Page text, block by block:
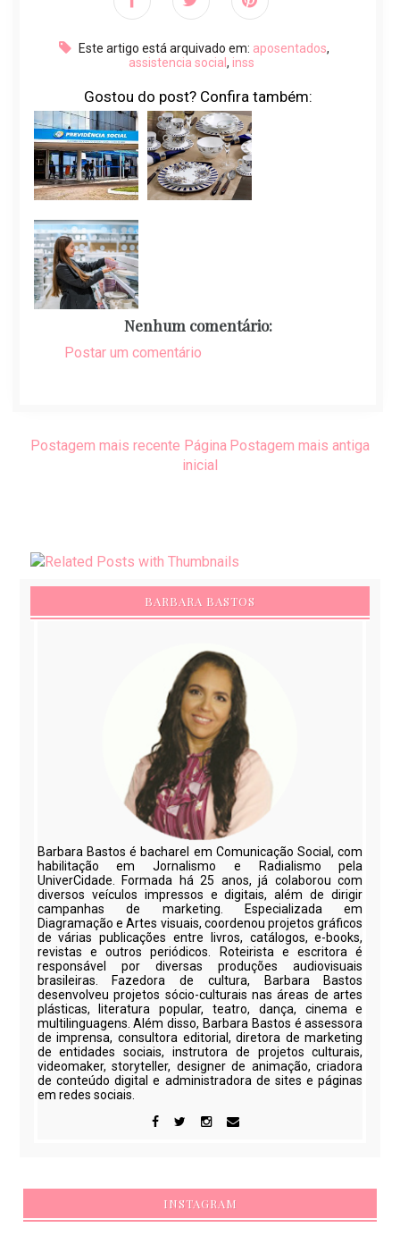
Este artigo está arquivado em: aposentados,
assistencia social , inss
Gostou do post? Confira também:
Nenhum comentário:
Postar um comentário
Postagem mais recente Postagem mais antiga
Página
inicial
BARBARA BASTOS
Barbara Bastos é bacharel em Comunicação Social, com
habilitação em Jornalismo e Radialismo pela
UniverCidade. Formada há 25 anos, já colaborou com
diversos veículos impressos e digitais, além de dirigir
campanhas de marketing. Especializada em
Diagramação e Artes visuais, coordenou projetos gráficos
de várias publicações entre livros, catálogos, e-books,
revistas e outros periódicos. Roteirista e escritora é
responsável por diversas produções audiovisuais
brasileiras. Fazedora de cultura, Barbara Bastos
desenvolveu projetos sócio-culturais nas áreas de artes
plásticas, literatura popular, teatro, dança, cinema e
multilinguagens. Além disso, Barbara Bastos é assessora
de imprensa, consultora editorial, diretora de marketing
de entidades sociais, instrutora de projetos culturais,
videomaker, storyteller, designer de animação, criadora
de conteúdo digital e administradora de sites e páginas
em redes sociais.
INSTAGRAM